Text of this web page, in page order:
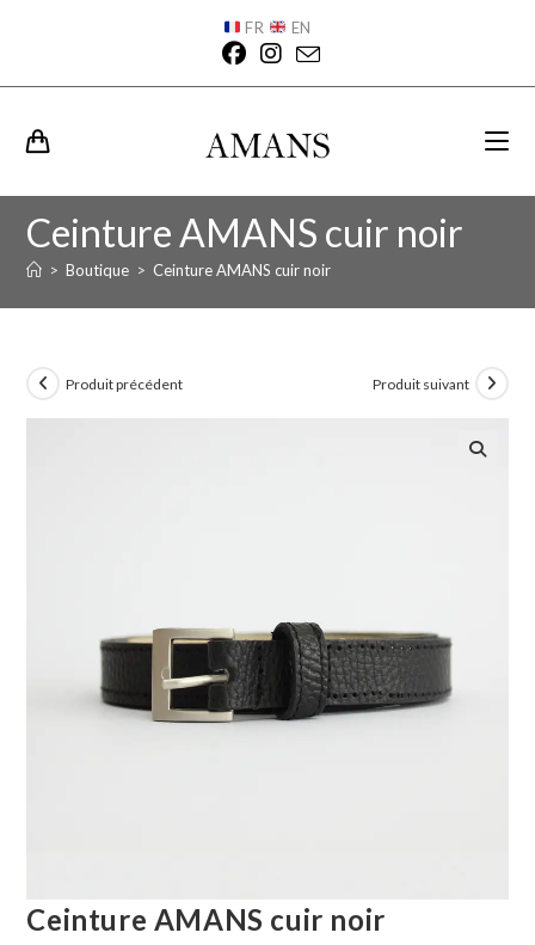
FR EN
Ceinture AMANS cuir noir
> Boutique > Ceinture AMANS cuir noir
Produit précédent Produit suivant
Ceinture AMANS cuir noir